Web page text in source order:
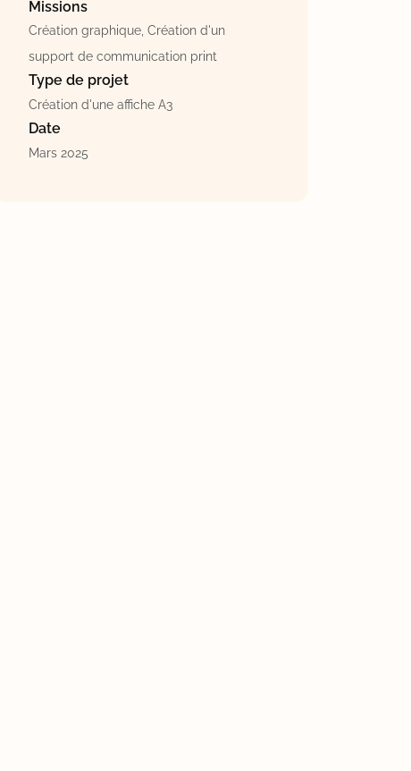
Missions
Création graphique, Création d'un
support de communication print
Type de projet
Création d'une affiche A3
Date
Mars 2025